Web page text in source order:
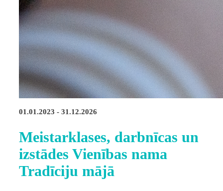
01.01.2023 - 31.12.2026
Meistarklases, darbnīcas un
izstādes Vienības nama
Tradīciju mājā